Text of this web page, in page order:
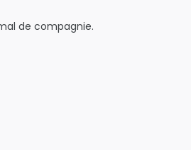
de compagnie.